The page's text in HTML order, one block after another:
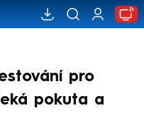
pro
pokuta a